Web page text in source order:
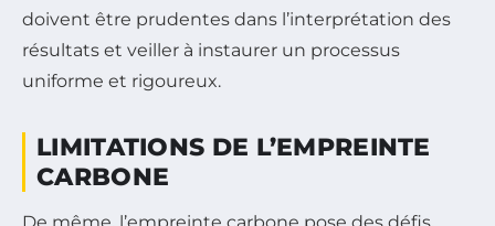
doivent être prudentes dans l’interprétation des
résultats et veiller à instaurer un processus
uniforme et rigoureux.
LIMITATIONS DE L’EMPREINTE
CARBONE